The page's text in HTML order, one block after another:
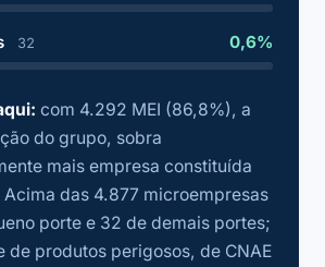
32 0,6%
com 4.292 MEI (86,8%), a
do grupo, sobra
mais empresa constituída
das 4.877 microempresas
porte e 32 de demais portes;
de produtos perigosos, de CNAE